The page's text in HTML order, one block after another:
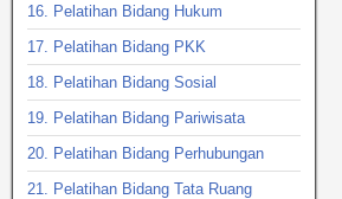
16. Pelatihan Bidang Hukum
17. Pelatihan Bidang PKK
18. Pelatihan Bidang Sosial
19. Pelatihan Bidang Pariwisata
20. Pelatihan Bidang Perhubungan
21. Pelatihan Bidang Tata Ruang